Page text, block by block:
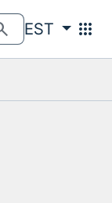
EST apps